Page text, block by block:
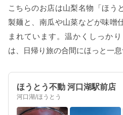
こちらのお店は山梨名物「ほう
製麺と、南瓜や山菜などが味噌
まれています。温かくしっか
は、日帰り旅の合間にほっと一
ほうとう不動 河口湖駅前店
河口湖/ほうとう